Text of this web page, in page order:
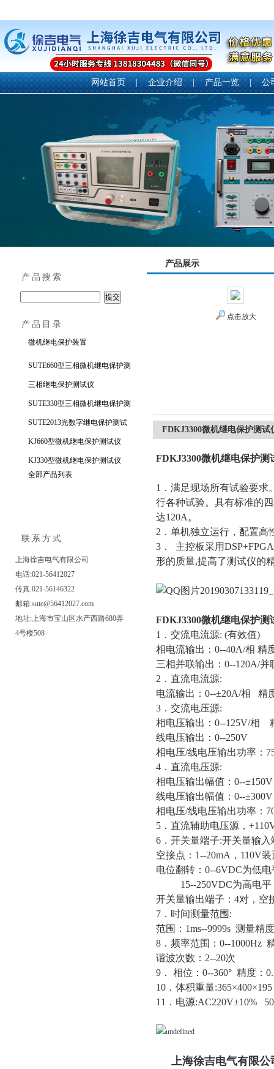
上海徐吉电气有限公司
网站首页 | 企业介绍 | 产品一览 | 公
产品搜索
产品目录
微机继电保护装置
SUTE660型三相微机继电保护测
三相继电保护测试仪
SUTE330型三相微机继电保护测
SUTE2013光数字继电保护测试
KJ660型微机继电保护测试仪
KJ330型微机继电保护测试仪
全部产品列表
联系方式
上海徐吉电气有限公司
电话:021-56412027
传真:021-56146322
邮箱:sute@56412027.com
地址:上海市宝山区水产西路680弄
4号楼508
产品展示
点击放大
FDKJ3300微机继电保护测试
FDKJ3300微机继电保护测
1．满足现场所有试验要求
行各种试验。具有标准的
达120A。
2．单机独立运行，配置高
3． 主控板采用
形的质量,提高了测试仪的
FDKJ3300微机继电保护测
1．交流电流源: (有效值)
相电流输出：0--40A/相 精
三相并联输出：0--120A/并
2．直流电流源:
电流输出：0--±20A/相 精
3．交流电压源:
相电压输出：0--125V/相
线电压输出：0--250V
相电压/线电压输出功率：
4．直流电压源:
相电压输出幅值：0--
线电压输出幅值：0--
相电压/线电压输出功率：
5．直流辅助电压源，
6．开关量端子:开关量输入
空接点：1--20mA，110V
电位翻转：0--6VDC为低电
15--250VDC为高电平
开关量输出端子：4对，空
7．时间测量范围:
范围：1ms--9999s 测量精
8．频率范围：0--1000Hz
谐波次数：2--20次
9． 相位：0--360° 精度：
10．体积重量
11．电源:AC220V±10%
上海徐吉电气有限公